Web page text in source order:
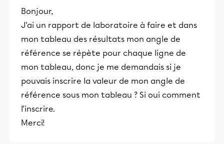
Bonjour,
J'ai un rapport de laboratoire à faire et dans
mon tableau des résultats mon angle de
référence se répète pour chaque ligne de
mon tableau, donc je me demandais si je
pouvais inscrire la valeur de mon angle de
référence sous mon tableau ? Si oui comment
l'inscrire.
Merci!